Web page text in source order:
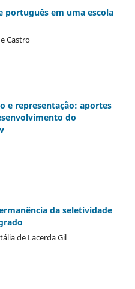
português em uma escola
Castro
e representação: aportes
do
da seletividade
de Lacerda Gil